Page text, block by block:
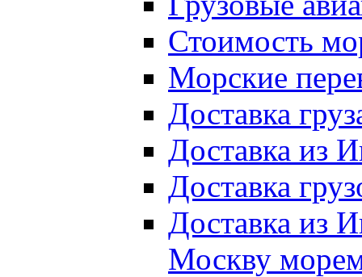
Стоимость
Морские
Доставка
Доставка из
Доставка
Доставка из
Москву